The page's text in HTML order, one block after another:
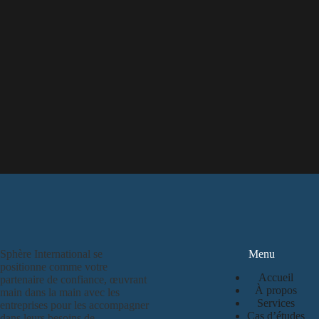
Sphère International se
positionne comme votre
partenaire de confiance, œuvrant
main dans la main avec les
entreprises pour les accompagner
Menu
Accueil
À propos
Services
Cas d’études